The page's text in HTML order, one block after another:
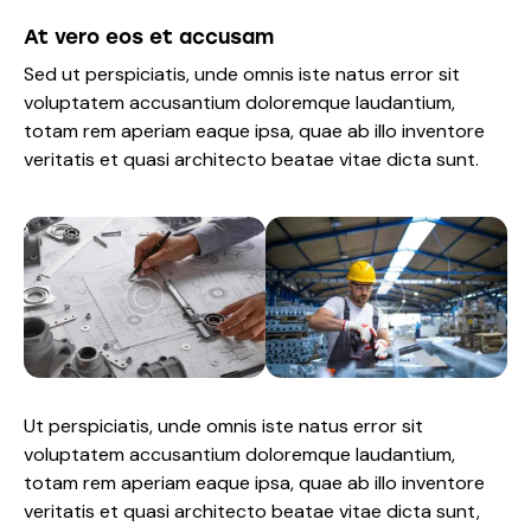
At vero eos et accusam
Sed ut perspiciatis, unde omnis iste natus error sit
voluptatem accusantium doloremque laudantium,
totam rem aperiam eaque ipsa, quae ab illo inventore
veritatis et quasi architecto beatae vitae dicta sunt.
Ut perspiciatis, unde omnis iste natus error sit
voluptatem accusantium doloremque laudantium,
totam rem aperiam eaque ipsa, quae ab illo inventore
veritatis et quasi architecto beatae vitae dicta sunt,